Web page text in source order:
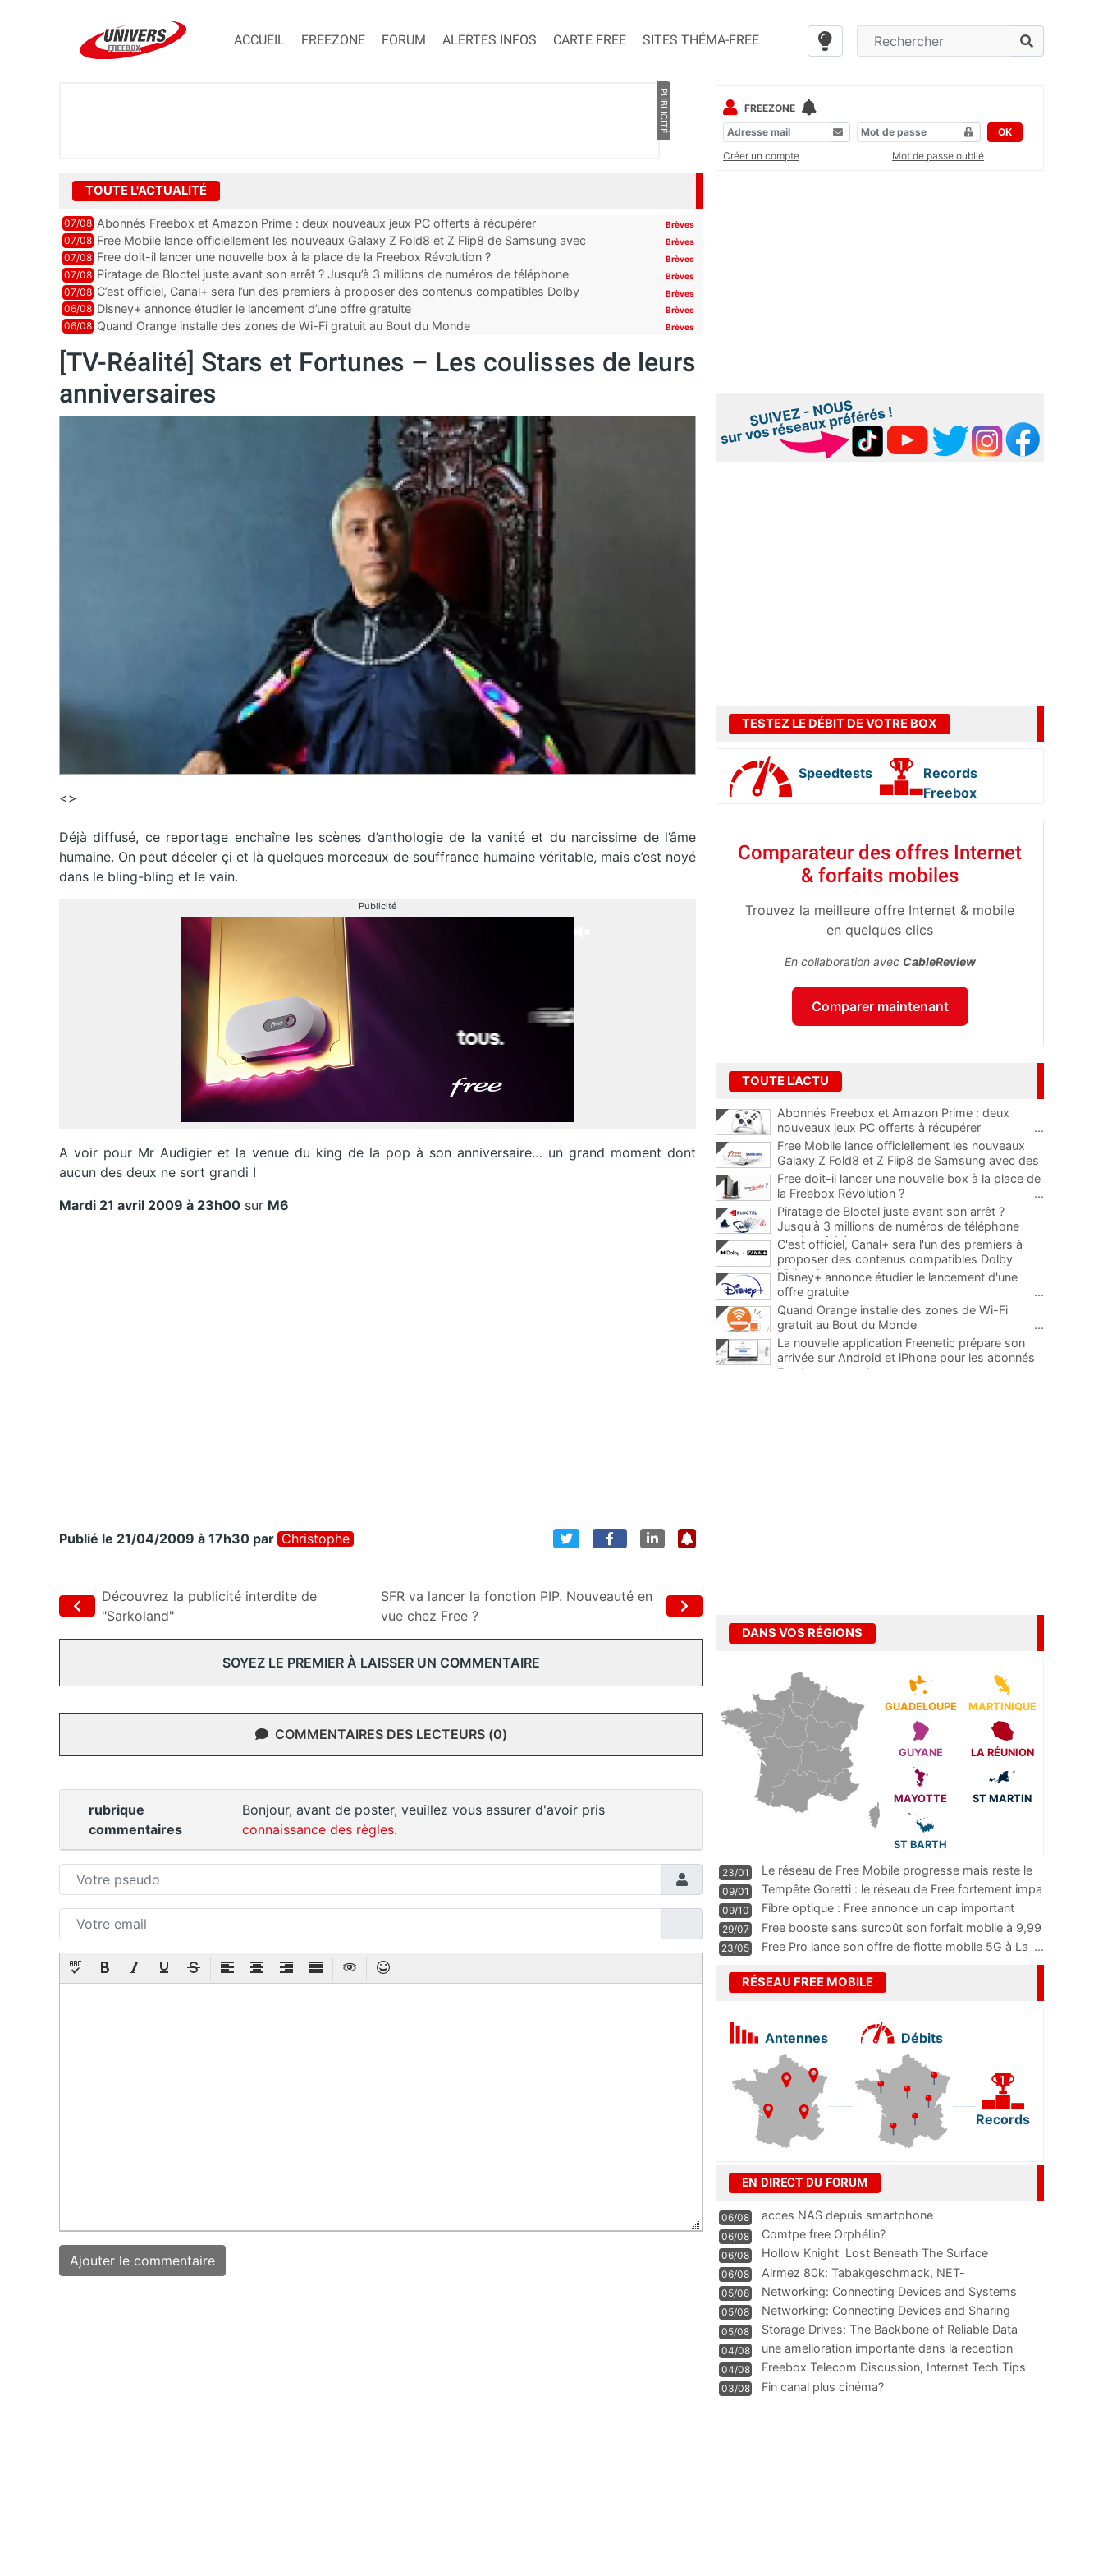
ACCUEIL FREEZONE FORUM ALERTES INFOS CARTE FREE SITES THÉMA-FREE
PUBLICITÉ
TOUTE L'ACTUALITÉ
07/08 Abonnés Freebox et Amazon Prime : deux nouveaux jeux PC offerts à récupérer Brèves
07/08 Free Mobile lance officiellement les nouveaux Galaxy Z Fold8 et Z Flip8 de Samsung avec
des promos et des cadeaux
Brèves
07/08 Free doit-il lancer une nouvelle box à la place de la Freebox Révolution ? Brèves
07/08 Piratage de Bloctel juste avant son arrêt ? Jusqu’à 3 millions de numéros de téléphone
auraient fuité
Brèves
07/08 C’est officiel, Canal+ sera l’un des premiers à proposer des contenus compatibles Dolby
Vision 2
Brèves
06/08 Disney+ annonce étudier le lancement d’une offre gratuite Brèves
06/08 Quand Orange installe des zones de Wi-Fi gratuit au Bout du Monde Brèves
[TV-Réalité] Stars et Fortunes – Les coulisses de leurs
anniversaires
<>
Déjà diffusé, ce reportage enchaîne les scènes d’anthologie de la vanité et du narcissime de l’âme
humaine. On peut déceler çi et là quelques morceaux de souffrance humaine véritable, mais c’est noyé
dans le bling-bling et le vain.
Publicité
A voir pour Mr Audigier et la venue du king de la pop à son anniversaire… un grand moment dont
aucun des deux ne sort grandi !
Mardi 21 avril 2009 à 23h00 sur M6
Publié le 21/04/2009 à 17h30 par Christophe
Découvrez la publicité interdite de
"Sarkoland"
SFR va lancer la fonction PIP. Nouveauté en
vue chez Free ?
SOYEZ LE PREMIER À LAISSER UN COMMENTAIRE
COMMENTAIRES DES LECTEURS (0)
rubrique
commentaires
Bonjour, avant de poster, veuillez vous assurer d'avoir pris
connaissance des règles.
FREEZONE
OK
Créer un compte
Mot de passe oublié
TESTEZ LE DÉBIT DE VOTRE BOX
Speedtests
Records
Freebox
Comparateur des offres Internet
& forfaits mobiles
Trouvez la meilleure offre Internet & mobile
en quelques clics
En collaboration avec CableReview
Comparer maintenant
TOUTE L'ACTU
Abonnés Freebox et Amazon Prime : deux
nouveaux jeux PC offerts à récupérer
...
Free Mobile lance officiellement les nouveaux
Galaxy Z Fold8 et Z Flip8 de Samsung avec des
promos et des cadeaux
...
Free doit-il lancer une nouvelle box à la place de
la Freebox Révolution ?
...
Piratage de Bloctel juste avant son arrêt ?
Jusqu'à 3 millions de numéros de téléphone
auraient fuité
C'est officiel, Canal+ sera l'un des premiers à
proposer des contenus compatibles Dolby
Vision 2
Disney+ annonce étudier le lancement d'une
offre gratuite
...
Quand Orange installe des zones de Wi-Fi
gratuit au Bout du Monde
...
La nouvelle application Freenetic prépare son
arrivée sur Android et iPhone pour les abonnés
Freebox, testez la
DANS VOS RÉGIONS
GUADELOUPE MARTINIQUE
GUYANE LA RÉUNION
MAYOTTE ST MARTIN
ST BARTH
23/01
Le réseau de Free Mobile progresse mais reste le
m
...
09/01
Tempête Goretti : le réseau de Free fortement impa
09/10
Fibre optique : Free annonce un cap important
pass
...
29/07
Free booste sans surcoût son forfait mobile à 9,99
23/05 Free Pro lance son offre de flotte mobile 5G à La ...
RÉSEAU FREE MOBILE
Antennes Débits
Records
EN DIRECT DU FORUM
06/08 acces NAS depuis smartphone
06/08 Comtpe free Orphélin?
06/08 Hollow Knight  Lost Beneath The Surface
06/08
Airmez 80k: Tabakgeschmack, NET-
Technologie und Leistung im
05/08 Networking: Connecting Devices and Systems
05/08
Networking: Connecting Devices and Sharing
Information
05/08
Storage Drives: The Backbone of Reliable Data
Management
04/08
une amelioration importante dans la reception
WIFI
04/08
Freebox Telecom Discussion, Internet Tech Tips
Communi
03/08 Fin canal plus cinéma?